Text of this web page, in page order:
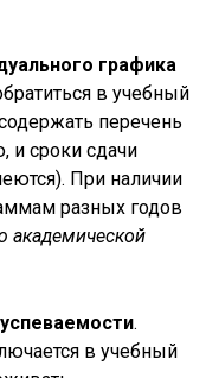
графика
в учебный
перечень
и сроки сдачи
При наличии
разных годов
академической
.
в учебный